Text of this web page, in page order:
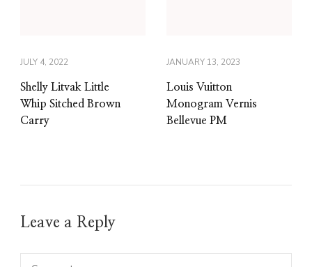
JULY 4, 2022
Shelly Litvak Little
Whip Sitched Brown
Carry
JANUARY 13, 2023
Louis Vuitton
Monogram Vernis
Bellevue PM
Leave a Reply